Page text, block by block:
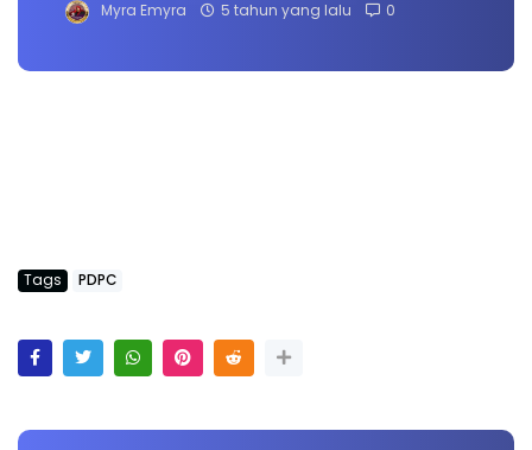
Myra Emyra 5 tahun yang lalu 0
Tags PDPC